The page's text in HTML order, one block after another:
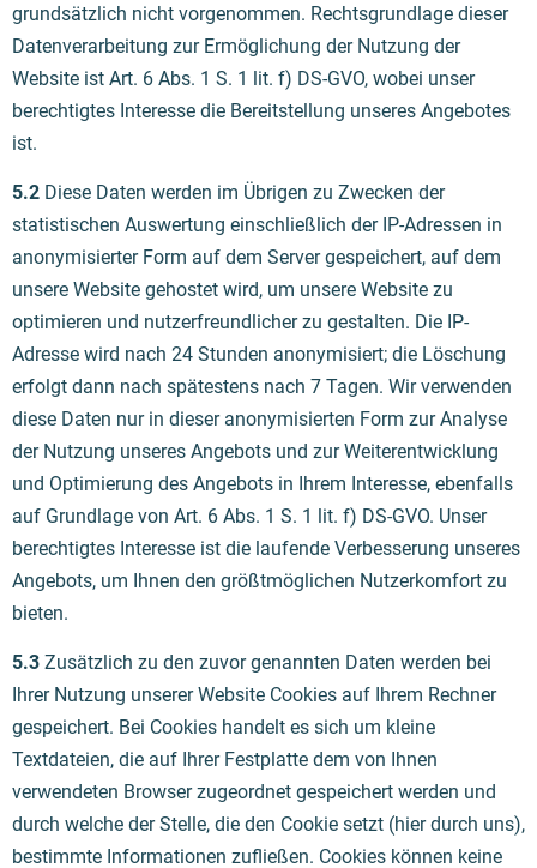
grundsätzlich nicht vorgenommen. Rechtsgrundlage dieser
Datenverarbeitung zur Ermöglichung der Nutzung der
Website ist Art. 6 Abs. 1 S. 1 lit. f) DS-GVO, wobei unser
berechtigtes Interesse die Bereitstellung unseres Angebotes
ist.
5.2 Diese Daten werden im Übrigen zu Zwecken der
statistischen Auswertung einschließlich der IP-Adressen in
anonymisierter Form auf dem Server gespeichert, auf dem
unsere Website gehostet wird, um unsere Website zu
optimieren und nutzerfreundlicher zu gestalten. Die IP-
Adresse wird nach 24 Stunden anonymisiert; die Löschung
erfolgt dann nach spätestens nach 7 Tagen. Wir verwenden
diese Daten nur in dieser anonymisierten Form zur Analyse
der Nutzung unseres Angebots und zur Weiterentwicklung
und Optimierung des Angebots in Ihrem Interesse, ebenfalls
auf Grundlage von Art. 6 Abs. 1 S. 1 lit. f) DS-GVO. Unser
berechtigtes Interesse ist die laufende Verbesserung unseres
Angebots, um Ihnen den größtmöglichen Nutzerkomfort zu
bieten.
5.3 Zusätzlich zu den zuvor genannten Daten werden bei
Ihrer Nutzung unserer Website Cookies auf Ihrem Rechner
gespeichert. Bei Cookies handelt es sich um kleine
Textdateien, die auf Ihrer Festplatte dem von Ihnen
verwendeten Browser zugeordnet gespeichert werden und
durch welche der Stelle, die den Cookie setzt (hier durch uns),
bestimmte Informationen zufließen. Cookies können keine